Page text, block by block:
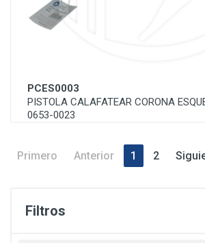
Filtros
PCES0003
PISTOLA CALAFATEAR CORONA
0653-0023
Primero Anterior 1 2